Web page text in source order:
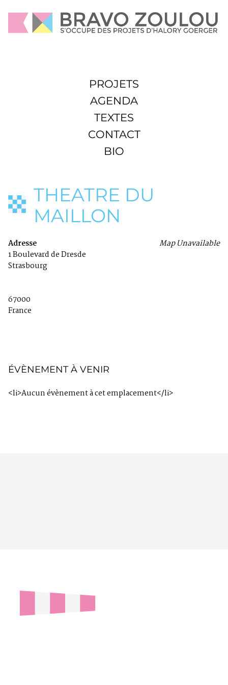
PROJETS
AGENDA
TEXTES
CONTACT
BIO
THEATRE DU
MAILLON
Map Unavailable
Adresse
1 Boulevard de Dresde
Strasbourg
67000
France
ÉVÈNEMENT À VENIR
<li>Aucun évènement à cet emplacement</li>